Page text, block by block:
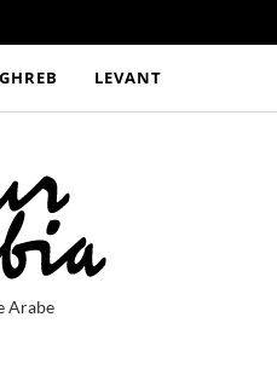
LEVANT
Arabe